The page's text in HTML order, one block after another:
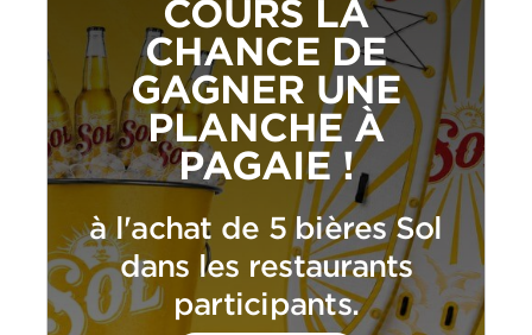
COURS LA
CHANCE DE
GAGNER UNE
PLANCHE À
PAGAIE !
à l'achat de 5 bières Sol
dans les restaurants
participants.